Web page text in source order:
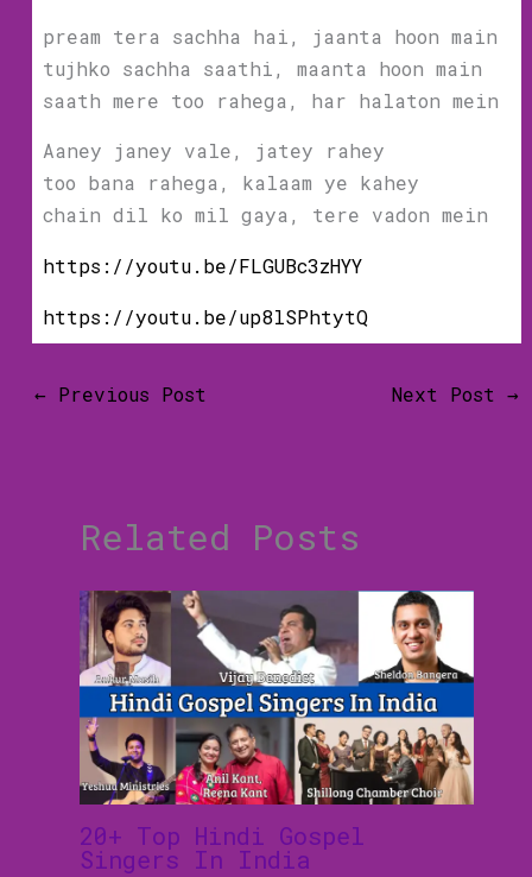
pream tera sachha hai, jaanta hoon main
tujhko sachha saathi, maanta hoon main
saath mere too rahega, har halaton mein
Aaney janey vale, jatey rahey
too bana rahega, kalaam ye kahey
chain dil ko mil gaya, tere vadon mein
https://youtu.be/FLGUBc3zHYY
https://youtu.be/up8lSPhtytQ
← Previous Post Next Post→
Related Posts
20+ Top Hindi Gospel
Singers In India